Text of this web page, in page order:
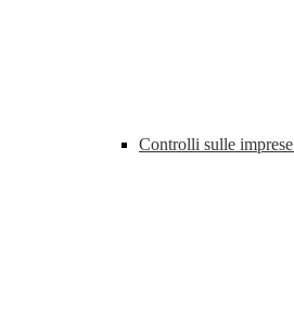
Controlli sulle imprese